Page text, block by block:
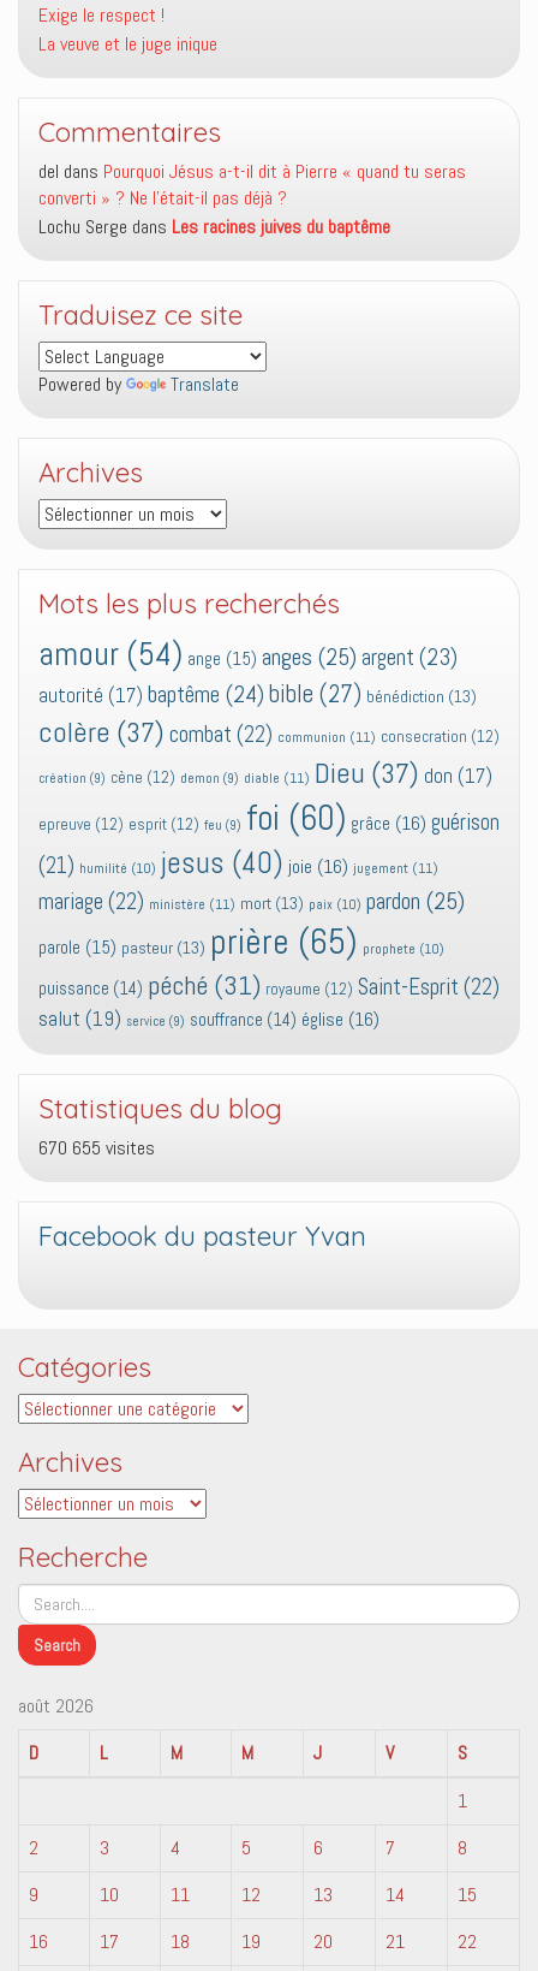
Exige le respect !
La veuve et le juge inique
Commentaires
del dans Pourquoi Jésus a-t-il dit à Pierre « quand tu seras
converti » ? Ne l’était-il pas déjà ?
Lochu Serge dans Les racines juives du baptême
Traduisez ce site
Powered by Translate
Archives
Archives
Mots les plus recherchés
amour (54) ange (15) anges (25) argent (23)
autorité (17) baptême (24) bible (27) bénédiction (13)
colère (37) combat (22) communion (11) consecration (12)
création (9) cène (12) demon (9) diable (11) Dieu (37) don (17)
epreuve (12) esprit (12) feu (9) foi (60) grâce (16) guérison
(21) humilité (10) jesus (40) joie (16) jugement (11)
mariage (22) ministère (11) mort (13) paix (10) pardon (25)
parole (15) pasteur (13) prière (65) prophete (10)
puissance (14) péché (31) royaume (12) Saint-Esprit (22)
salut (19) service (9) souffrance (14) église (16)
Statistiques du blog
670 655 visites
Facebook du pasteur Yvan
Catégories
Catégories
Archives
Archives
Recherche
août 2026
D
L M M J V
S
1
2
3 4 5 6 7
8
9
10 11 12 13 14
15
16
17 18 19 20 21
22